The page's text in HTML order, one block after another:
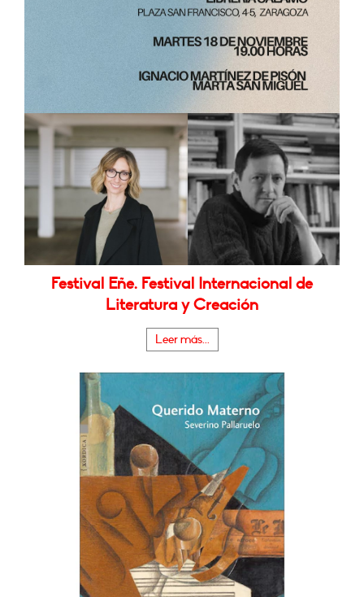
Festival Eñe. Festival Internacional de
Literatura y Creación
Leer más...